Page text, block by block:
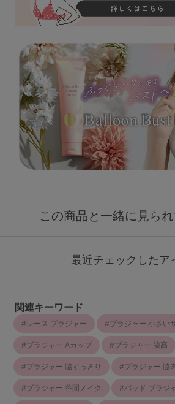
この商品と一緒に見ら
最近チェックしたア
関連キーワード
レース ブラジャー ブラジャー 小さい
ブラジャー Aカップ ブラジャー 脇高
ブラジャー 脇すっきり ブラジャー 脇
ブラジャー 谷間メイク パッド ブラジ